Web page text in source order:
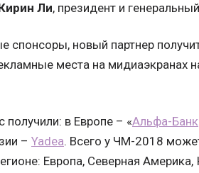
Ли, президент и
спонсоры, новый партнер
места на мидиаэкранах
получили: в Европе – «Альфа-Банк
– Yadea. Всего у ЧМ-2018
Европа, Северная